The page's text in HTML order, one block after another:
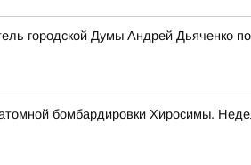
городской Думы Андрей Дьяченко
бомбардировки Хиросимы.